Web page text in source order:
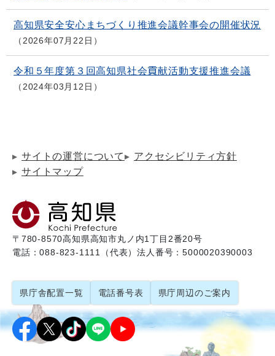
高知県安全安心まちづくり推進会議幹事会の開催状況
2026年07月22日
令和５年度第３回高知県社会貢献活動支援推進会議
2024年03月12日
サイトの運営について
アクセシビリティ方針
サイトマップ
〒780-8570高知県高知市丸ノ内1丁目2番20号
電話：088-823-1111（代表）法人番号：5000020390003
県庁舎配置一覧 電話番号表 県庁周辺のご案内